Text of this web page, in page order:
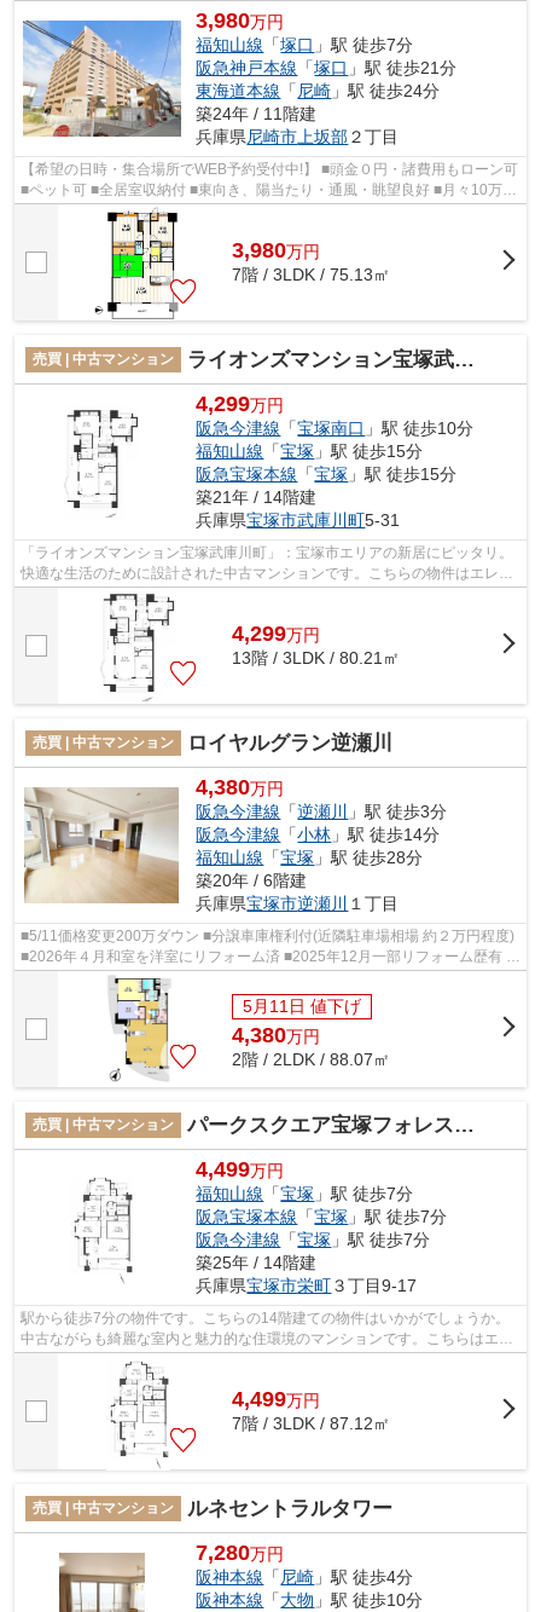
3,980万円
福知山線 「塚口 」駅 徒歩7分
阪急神戸本線 「塚口 」駅 徒歩21分
東海道本線 「 尼崎 」駅 徒歩24分
築24年 / 11階建
兵庫県尼崎市 上坂部２丁目
【希望の日時・集合場所でWEB予約受付中!】 ■頭金０円・諸費用もローン可
■ペット可 ■全居室収納付 ■東向き、陽当たり・通風・眺望良好 ■月々10万円
台から購入可能 ■浴室乾燥機・食...
3,980万円
7階 / 3LDK / 75.13㎡
売買 | 中古マンション ライオンズマンション宝塚武庫川町
4,299万円
阪急今津線 「宝塚南口 」駅 徒歩10分
福知山線 「宝塚 」駅 徒歩15分
阪急宝塚本線 「宝塚 」駅 徒歩15分
築21年 / 14階建
兵庫県宝塚市武庫川町5-31
「ライオンズマンション宝塚武庫川町」：宝塚市エリアの新居にピッタリ。
快適な生活のために設計された中古マンションです。こちらの物件はエレベ
ーター付きです。駅から徒歩10分圏内...
4,299万円
13階 / 3LDK / 80.21㎡
売買 | 中古マンション ロイヤルグラン逆瀬川
4,380万円
阪急今津線 「逆瀬川 」駅 徒歩3分
阪急今津線 「小林 」駅 徒歩14分
福知山線 「宝塚 」駅 徒歩28分
築20年 / 6階建
兵庫県宝塚市逆瀬川 １丁目
■5/11価格変更200万ダウン ■分譲車庫権利付(近隣駐車場相場 約２万円程度)
■2026年４月和室を洋室にリフォーム済 ■2025年12月一部リフォーム歴有 ■
月々11万円台から購入可能 ■即日内...
5月11日 値下げ
4,380万円
2階 / 2LDK / 88.07㎡
売買 | 中古マンション パークスクエア宝塚フォレストタワー
4,499万円
福知山線 「宝塚 」駅 徒歩7分
阪急宝塚本線 「宝塚 」駅 徒歩7分
阪急今津線 「宝塚 」駅 徒歩7分
築25年 / 14階建
兵庫県宝塚市栄町３丁目9-17
駅から徒歩7分の物件です。こちらの14階建ての物件はいかがでしょうか。
中古ながらも綺麗な室内と魅力的な住環境のマンションです。こちらはエレ
ベーター付き物件です。宝塚市エリアに...
4,499万円
7階 / 3LDK / 87.12㎡
売買 | 中古マンション ルネセントラルタワー
7,280万円
阪神本線 「 尼崎 」駅 徒歩4分
阪神本線 「大物 」駅 徒歩10分